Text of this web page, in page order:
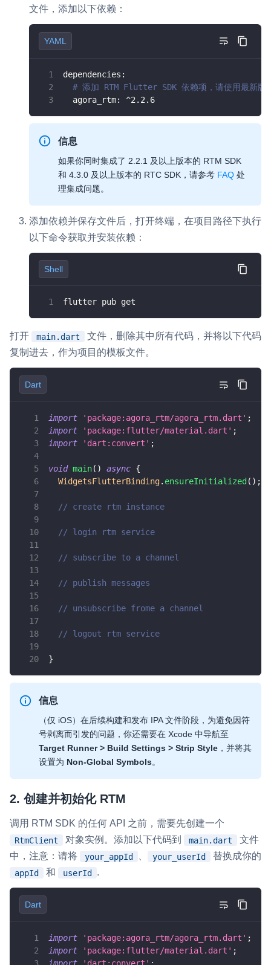
对实时音频和视频画面进行风险识别，并联动回调和业务处置流
云市场
SDK 拓展插件
拓展 SDK 能力，打造更具个性化的音视频互动效果
使用录制、推流、拉流等服务丰富互动体验
云端录制
本地服务端录制
旁路推流
输入在线媒体流
云端转码
RTC 服务端 SDK
与 RTC 客户端 SDK 互通，实现收发流
PPT 转码服务
快速高效的文档转换解决方案
控制台
开通和管理声网各项产品服务的统一入口
低代码集成、灵活定制、超低延时的音视频会议
文件，添加以下依赖：
YAML
dependencies :
# 添加 RTM Flutter SDK 依赖项，请使用最新版
agora_rtm: ^2.2.6
信息
如果你同时集成了 2.2.1 及以上版本的 RTM SDK
和 4.3.0 及以上版本的 RTC SDK，请参考 FAQ 处
理集成问题。
添加依赖并保存文件后，打开终端，在项目路径下执行
以下命令获取并安装依赖：
Shell
flutter pub get
打开 main.dart
文件，删除其中所有代码，并将以下代码
复制进去，作为项目的模板文件。
Dart
import 'package:agora_rtm/agora_rtm.dart' ;
import
'package:flutter/material.dart' ;
import
'dart:convert' ;
void main( ) async {
WidgetsFlutterBinding. ensureInitialized ( ) ;
// create rtm instance
// login rtm service
// subscribe to a channel
// publish messages
// unsubscribe frome a channel
// logout rtm service
}
信息
（仅 iOS）在后续构建和发布 IPA 文件阶段，为避免因符
号剥离而引发的问题，你还需要在 Xcode 中导航至
Target Runner > Build Settings > Strip Style ，并将其
设置为 Non-Global Symbols。
2. 创建并初始化 RTM
调用 RTM SDK 的任何 API 之前，需要先创建一个
RtmClient 对象实例。添加以下代码到 main.dart
文件
中，注意：请将
your_appId your_userId 替换成你的
appId 和 userId .
Dart
import 'package:agora_rtm/agora_rtm.dart' ;
import
'package:flutter/material.dart' ;